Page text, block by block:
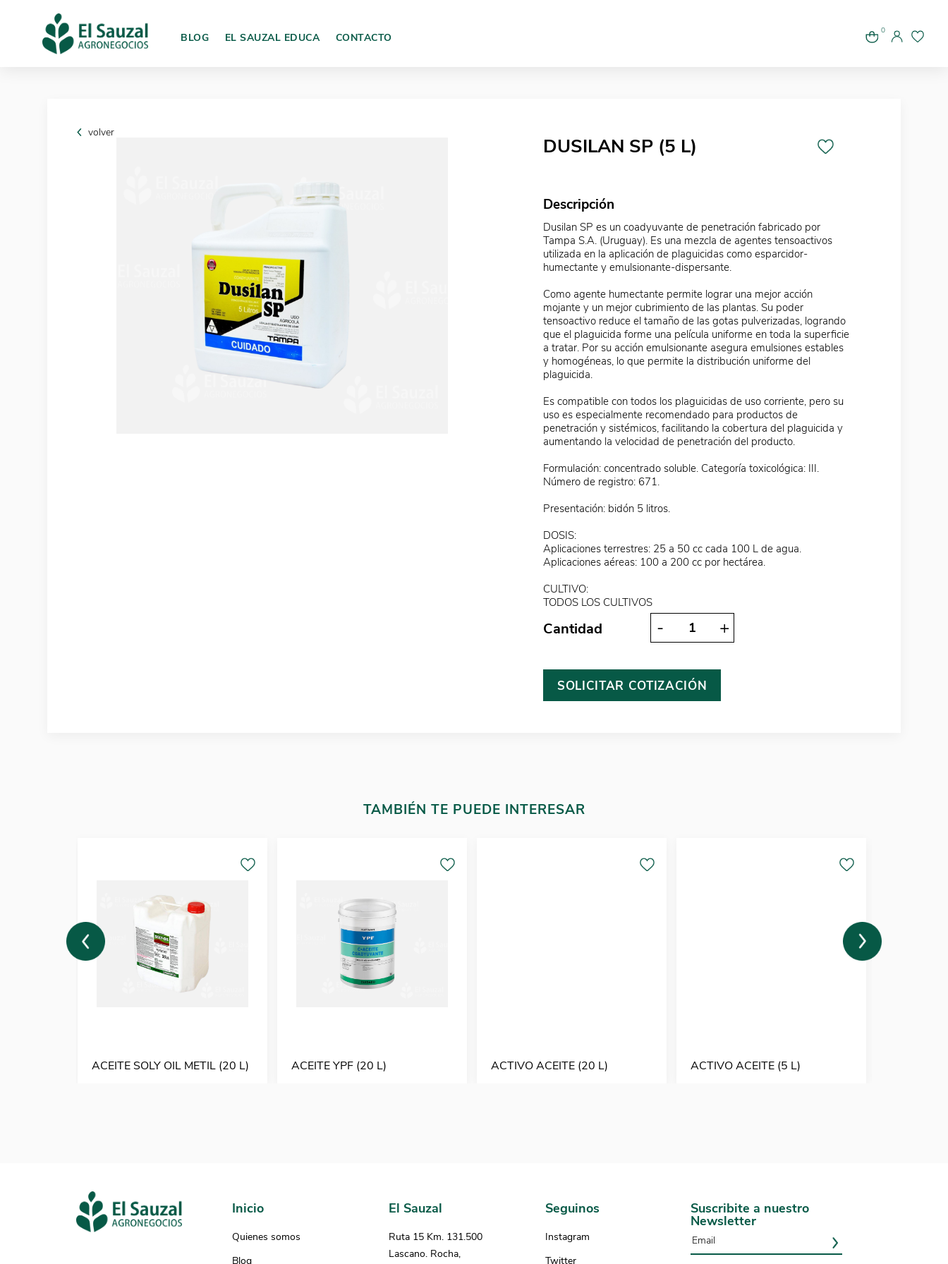
BLOG EL SAUZAL EDUCA CONTACTO
0
volver
DUSILAN SP (5 L)
Descripción
Dusilan SP es un coadyuvante de penetración fabricado por
Tampa S.A. (Uruguay). Es una mezcla de agentes tensoactivos
utilizada en la aplicación de plaguicidas como esparcidor-
humectante y emulsionante-dispersante.
Como agente humectante permite lograr una mejor acción
mojante y un mejor cubrimiento de las plantas. Su poder
tensoactivo reduce el tamaño de las gotas pulverizadas, logrando
que el plaguicida forme una película uniforme en toda la superficie
a tratar. Por su acción emulsionante asegura emulsiones estables
y homogéneas, lo que permite la distribución uniforme del
plaguicida.
Es compatible con todos los plaguicidas de uso corriente, pero su
uso es especialmente recomendado para productos de
penetración y sistémicos, facilitando la cobertura del plaguicida y
aumentando la velocidad de penetración del producto.
Formulación: concentrado soluble. Categoría toxicológica: III.
Número de registro: 671.
Presentación: bidón 5 litros.
DOSIS:
Aplicaciones terrestres: 25 a 50 cc cada 100 L de agua.
Aplicaciones aéreas: 100 a 200 cc por hectárea.
CULTIVO:
TODOS LOS CULTIVOS
Cantidad - +
SOLICITAR COTIZACIÓN
TAMBIÉN TE PUEDE INTERESAR
ACEITE SOLY OIL METIL (20 L) ACEITE YPF (20 L) ACTIVO ACEITE (20 L) ACTIVO ACEITE (5 L)
Inicio
Quienes somos
Blog
El Sauzal
Ruta 15 Km. 131.500
Lascano. Rocha,
Seguinos
Instagram
Twitter
Suscribite a nuestro
Newsletter